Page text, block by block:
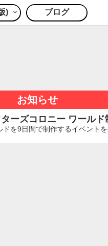
) ブログ
お知らせ
ーズコロニー ワール
を9日間で制作するイベント